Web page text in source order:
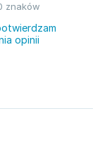
znaków
opinii